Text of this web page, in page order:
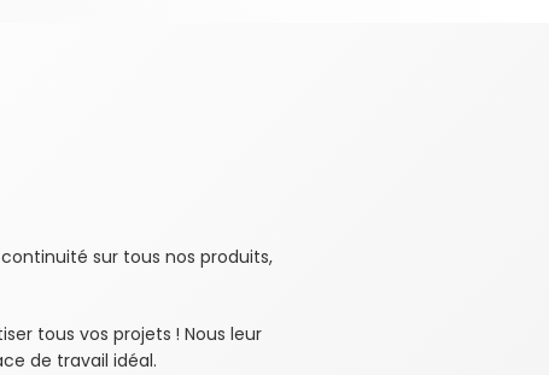
sur tous nos produits,
tous vos projets ! Nous leur
de travail idéal.